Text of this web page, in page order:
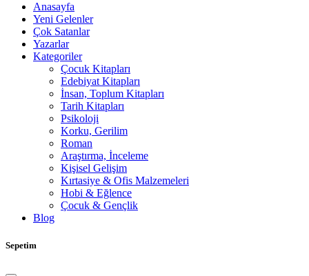
Anasayfa
Yeni Gelenler
Çok Satanlar
Yazarlar
Kategoriler
Çocuk Kitapları
Edebiyat Kitapları
İnsan, Toplum Kitapları
Tarih Kitapları
Psikoloji
Korku, Gerilim
Roman
Araştırma, İnceleme
Kişisel Gelişim
Kırtasiye & Ofis Malzemeleri
Hobi & Eğlence
Çocuk & Gençlik
Blog
Sepetim